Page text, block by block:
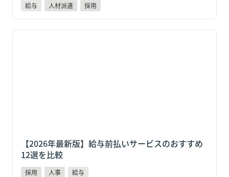
給与 人材派遣 採用
【2026年最新版】給与前払いサービスのおすすめ12選
【2026年最新版】給与前払いサービスのおすすめ
12選を比較
採用 人事 給与